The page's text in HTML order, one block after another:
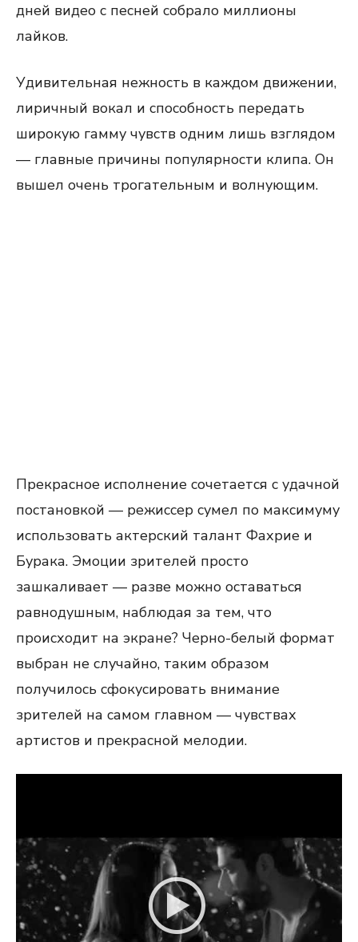
дней видео с песней собрало миллионы
лайков.
Удивительная нежность в каждом движении,
лиричный вокал и способность передать
широкую гамму чувств одним лишь взглядом
— главные причины популярности клипа. Он
вышел очень трогательным и волнующим.
Прекрасное исполнение сочетается с удачной
постановкой — режиссер сумел по максимуму
использовать актерский талант Фахрие и
Бурака. Эмоции зрителей просто
зашкаливает — разве можно оставаться
равнодушным, наблюдая за тем, что
происходит на экране? Черно-белый формат
выбран не случайно, таким образом
получилось сфокусировать внимание
зрителей на самом главном — чувствах
артистов и прекрасной мелодии.